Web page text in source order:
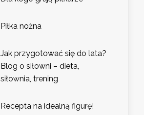
Piłka nożna
Jak przygotować się do lata?
Blog o siłowni – dieta,
siłownia, trening
Recepta na idealną figurę!